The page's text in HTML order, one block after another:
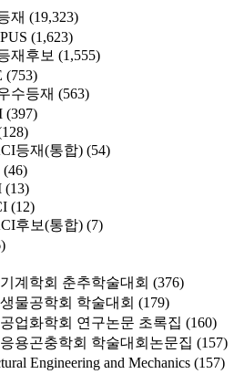
재 (19,323)
(1,623)
재후보 (1,555)
(753)
수등재 (563)
(397)
등재(통합) (54)
(46)
(13)
(12)
후보(통합) (7)
계학회 춘추학술대회 (376)
물공학회 학술대회 (179)
업화학회 연구논문 초록집 (160)
용곤충학회 학술대회논문집 (157)
Engineering and Mechanics (157)